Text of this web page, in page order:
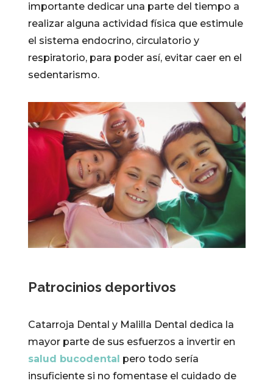
importante dedicar una parte del tiempo a
realizar alguna actividad física que estimule
el sistema endocrino, circulatorio y
respiratorio, para poder así, evitar caer en el
sedentarismo.
Patrocinios deportivos
Catarroja Dental y Malilla Dental dedica la
mayor parte de sus esfuerzos a invertir en
salud bucodental pero todo sería
insuficiente si no fomentase el cuidado de